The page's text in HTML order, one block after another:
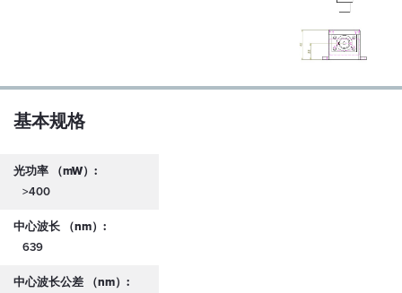
基本规格
光功率 （mW）:
>400
中心波长 （nm）:
639
中心波长公差 （nm）: